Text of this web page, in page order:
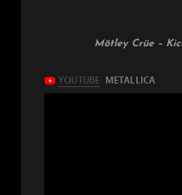
Mötley Crüe –